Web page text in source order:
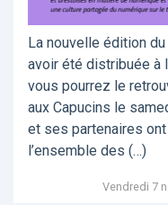
La nouvelle édition
avoir été distribuée à
vous pourrez le
aux Capucins le
et ses partenaires
l’ensemble des (…)
Vendredi 7